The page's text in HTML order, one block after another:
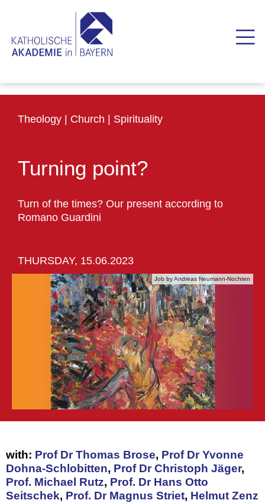
Theology | Church | Spirituality
Turning point?
Turn of the times? Our present according to
Romano Guardini
THURSDAY, 15.06.2023
Job by Andreas Neumann-Nochten
with: Prof Dr Thomas Brose, Prof Dr Yvonne
Dohna-Schlobitten, Prof Dr Christoph Jäger,
Prof. Michael Rutz, Prof. Dr Hans Otto
Seitschek, Prof. Dr Magnus Striet, Helmut Zenz